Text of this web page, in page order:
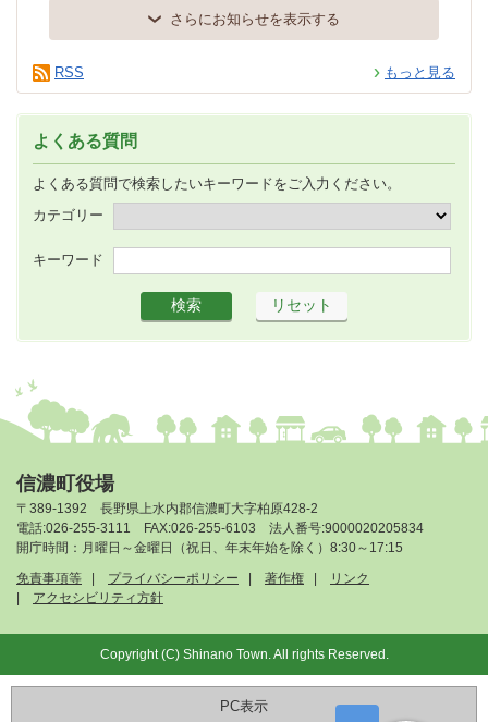
さらにお知らせを表示する
もっと見る
RSS
よくある質問
よくある質問で検索したいキーワードをご入力ください。
カテゴリー
キーワード
信濃町役場
〒389-1392 長野県上水内郡信濃町大字柏原428-2
電話:026-255-3111 FAX:026-255-6103 法人番号:9000020205834
開庁時間：月曜日～金曜日（祝日、年末年始を除く）8:30～17:15
免責事項等
プライバシーポリシー 著作権
リンク
アクセシビリティ方針
Copyright (C) Shinano Town. All rights Reserved.
PC表示